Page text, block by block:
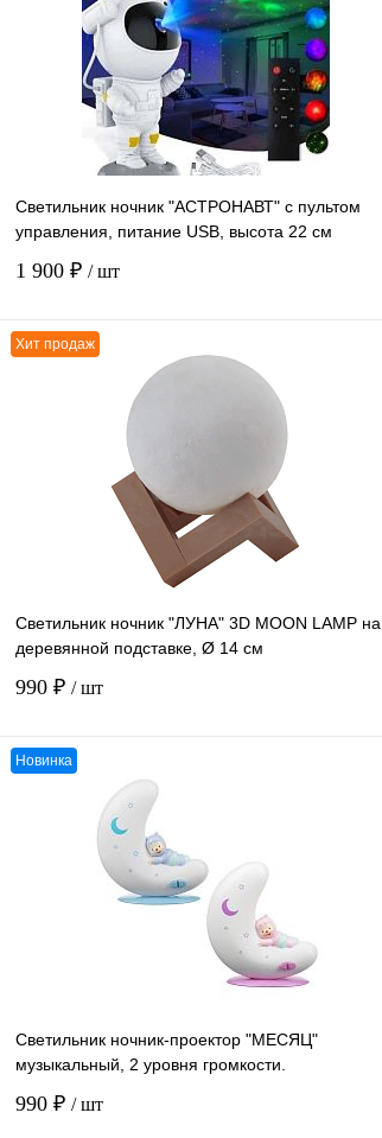
Светильник ночник "АСТРОНАВТ" с пультом
управления, питание USB, высота 22 см
1 900 ₽ / шт
В корзину
наличии
Хит продаж
Светильник ночник "ЛУНА" 3D MOON LAMP на
деревянной подставке, Ø 14 см
990 ₽ / шт
К сравнению
наличии
Новинка
Светильник ночник-проектор "МЕСЯЦ"
музыкальный, 2 уровня громкости.
990 ₽ / шт